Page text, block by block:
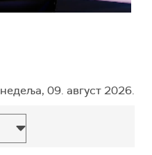
недеља, 09. август 2026.